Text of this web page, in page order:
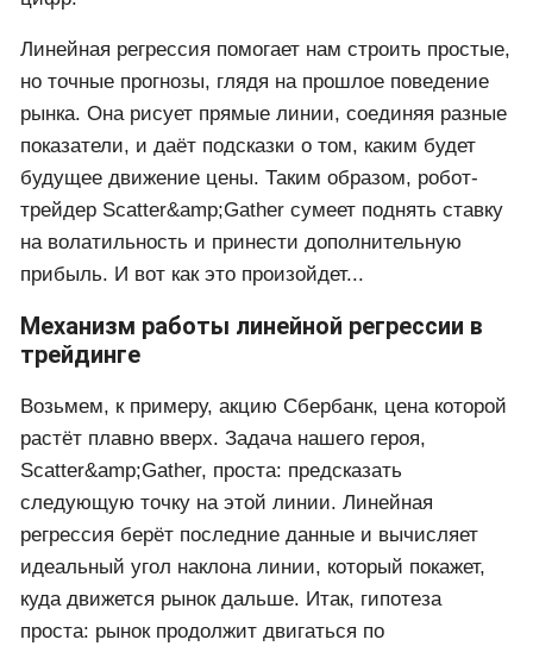
Линейная регрессия помогает нам строить простые,
но точные прогнозы, глядя на прошлое поведение
рынка. Она рисует прямые линии, соединяя разные
показатели, и даёт подсказки о том, каким будет
будущее движение цены. Таким образом, робот-
трейдер Scatter&amp;Gather сумеет поднять ставку
на волатильность и принести дополнительную
прибыль. И вот как это произойдет...
Механизм работы линейной регрессии в
трейдинге
Возьмем, к примеру, акцию Сбербанк, цена которой
растёт плавно вверх. Задача нашего героя,
Scatter&amp;Gather, проста: предсказать
следующую точку на этой линии. Линейная
регрессия берёт последние данные и вычисляет
идеальный угол наклона линии, который покажет,
куда движется рынок дальше. Итак, гипотеза
проста: рынок продолжит двигаться по